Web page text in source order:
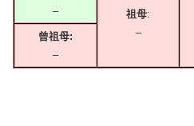
–
祖母:
–
曾祖母:
–